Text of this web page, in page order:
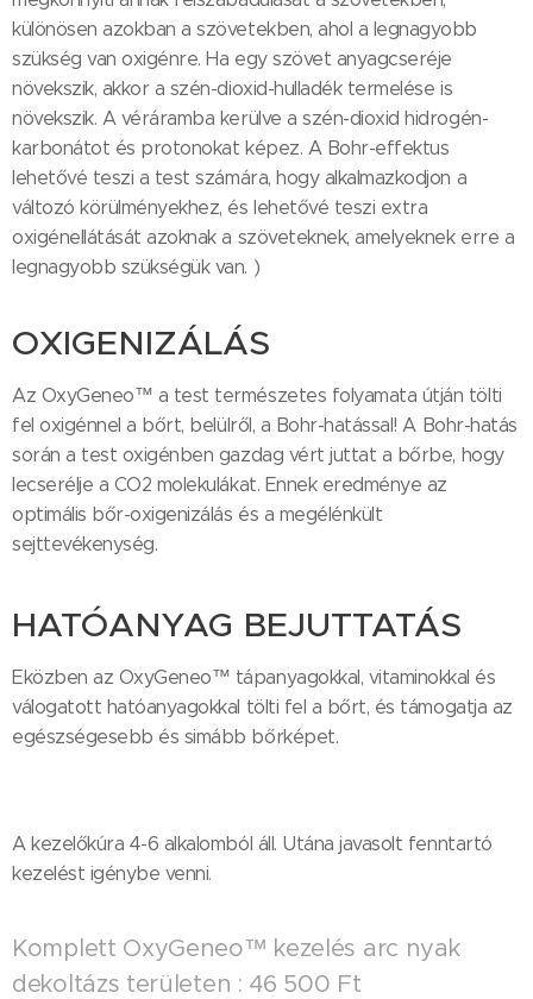
különösen azokban a szövetekben, ahol a legnagyobb
szükség van oxigénre. Ha egy szövet anyagcseréje
növekszik, akkor a szén-dioxid-hulladék termelése is
növekszik. A véráramba kerülve a szén-dioxid hidrogén-
karbonátot és protonokat képez. A Bohr-effektus
lehetővé teszi a test számára, hogy alkalmazkodjon a
változó körülményekhez, és lehetővé teszi extra
oxigénellátását azoknak a szöveteknek, amelyeknek erre a
legnagyobb szükségük van. )
OXIGENIZÁLÁS
Az OxyGeneo™ a test természetes folyamata útján tölti
fel oxigénnel a bőrt, belülről, a Bohr-hatással! A Bohr-hatás
során a test oxigénben gazdag vért juttat a bőrbe, hogy
lecserélje a CO2 molekulákat. Ennek eredménye az
optimális bőr-oxigenizálás és a megélénkült
sejttevékenység.
HATÓANYAG BEJUTTATÁS
Eközben az OxyGeneo™ tápanyagokkal, vitaminokkal és
válogatott hatóanyagokkal tölti fel a bőrt, és támogatja az
egészségesebb és simább bőrképet.
A kezelőkúra 4-6 alkalomból áll. Utána javasolt fenntartó
kezelést igénybe venni.
Komplett OxyGeneo™ kezelés arc nyak
dekoltázs területen : 46 500 Ft